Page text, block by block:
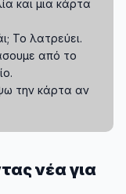
και μια κάρτα
Το λατρεύει.
από το
την κάρτα αν
νέα για